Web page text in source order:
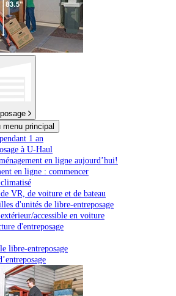
menu principal
1 an
à U-Haul
en ligne aujourd’hui!
en ligne : commencer
VR, de voiture et de bateau
d'unités de libre-entreposage
accessible en voiture
d'entreposage
libre-entreposage